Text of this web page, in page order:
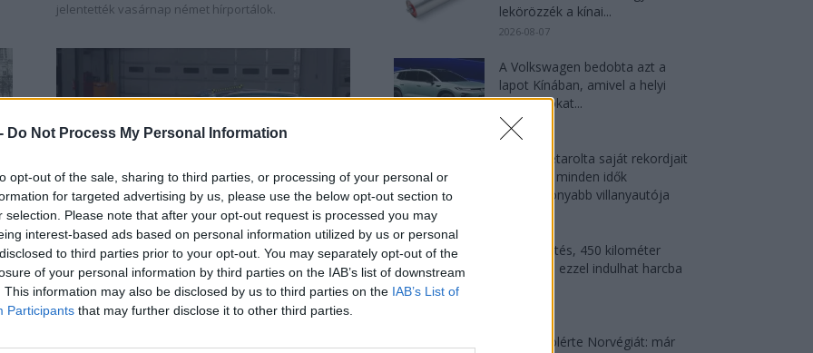
Do Not Process My Personal Information
opt-out of the sale, sharing to third parties, or processing of your personal or
for targeted advertising by us, please use the below opt-out section to
selection. Please note that after your opt-out request is processed you may
interest-based ads based on personal information utilized by us or personal
to third parties prior to your opt-out. You may separately opt-out of the
of your personal information by third parties on the IAB’s list of downstream
This information may also be disclosed by us to third parties on the IAB’s List of
Participants that may further disclose it to other third parties.
jelentették vasárnap német hírportálok.
Audi
Handelsblatt: az Audi 9500
németországi munkahely
megszüntetésére készül
e-cars.hu 2019-11-29 0 hozzászólás
Az Audi német autógyártó társaság 9500 állás
Ingolstadtban és Neckarsulmban - jelentette kedden
lekörözzék a kínai...
2026-08-07
A Volkswagen bedobta azt a
lapot Kínában, amivel a helyi
EV-gyártókat...
2026-08-04
Az Audi letarolta saját rekordjait
— készül minden idők
leghatékonyabb villanyautója
9 perc töltés, 450 kilométer
hatótáv – ezzel indulhat harcba
Dánia utolérte Norvégiát: már